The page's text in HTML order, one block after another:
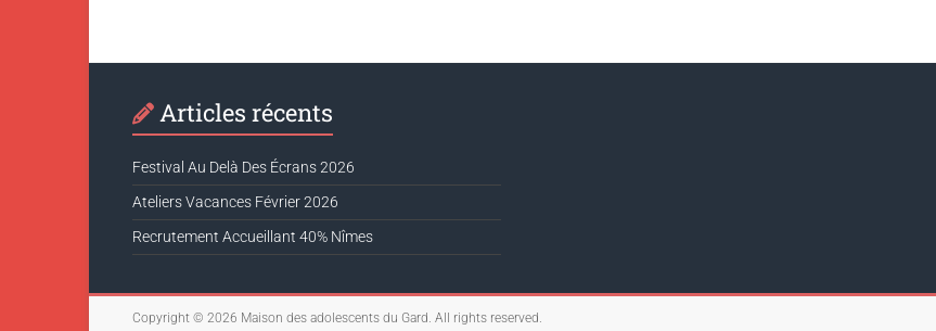
Articles récents
Festival Au Delà Des Écrans 2026
Ateliers Vacances Février 2026
Recrutement Accueillant 40% Nîmes
Copyright © 2026 Maison des adolescents du Gard . All rights reserved.